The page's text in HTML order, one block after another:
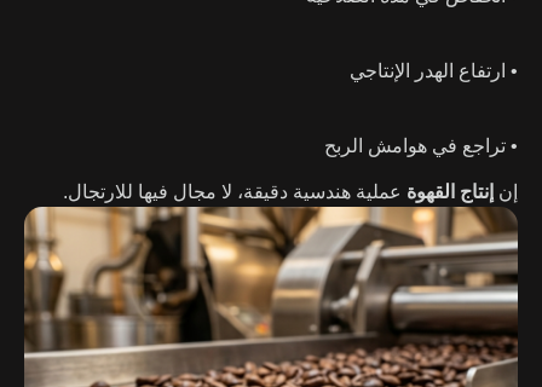
• ارتفاع الهدر الإنتاجي
• تراجع في هوامش الربح
إن إنتاج القهوة عملية هندسية دقيقة، لا مجال فيها للارتجال.